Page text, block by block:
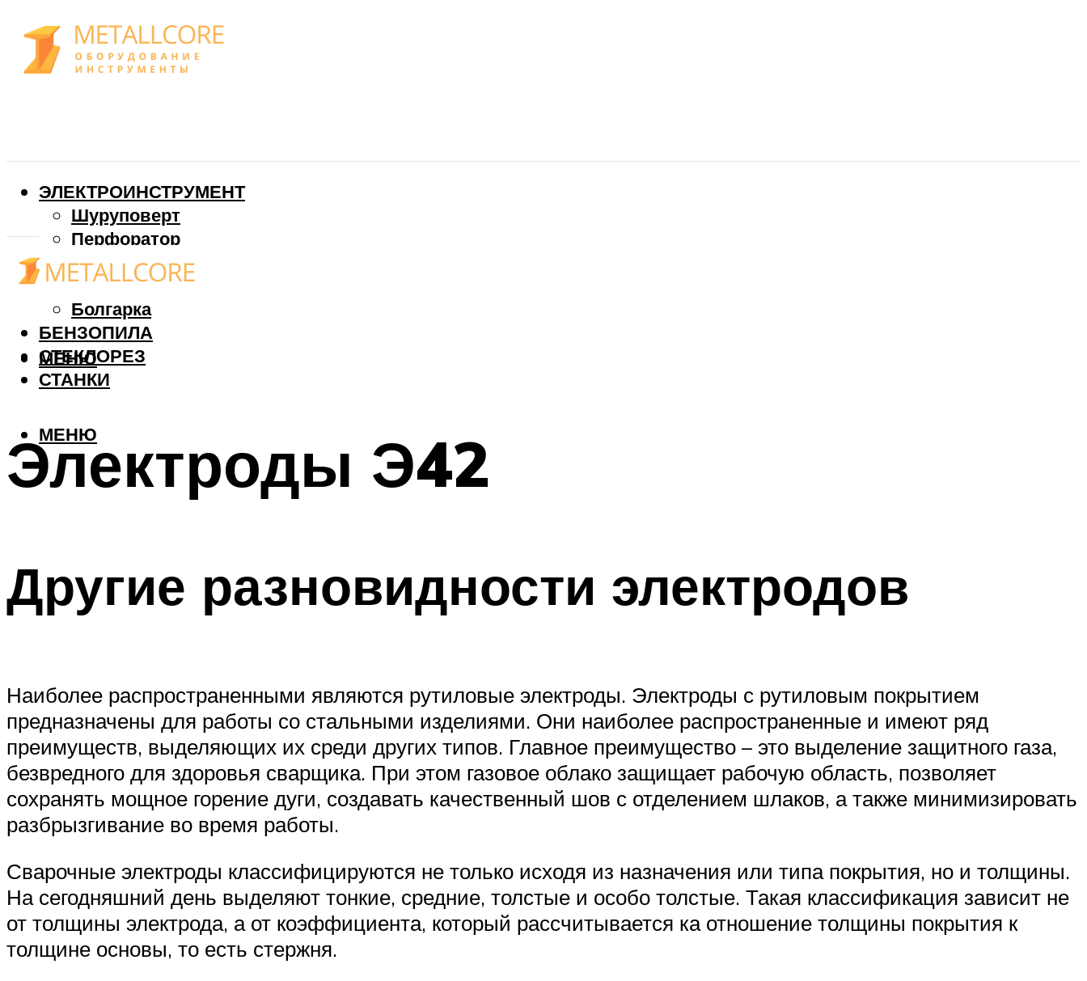
ЭЛЕКТРОИНСТРУМЕНТ
Шуруповерт
Перфоратор
Дрель
Фрезер
Болгарка
БЕНЗОПИЛА
СТЕКЛОРЕЗ
СТАНКИ
МЕНЮ
МЕНЮ
Электроды Э42
Другие разновидности электродов
Наиболее распространенными являются рутиловые электроды. Электроды с рутиловым покрытием
предназначены для работы со стальными изделиями. Они наиболее распространенные и имеют ряд
преимуществ, выделяющих их среди других типов. Главное преимущество – это выделение защитного газа,
безвредного для здоровья сварщика. При этом газовое облако защищает рабочую область, позволяет
сохранять мощное горение дуги, создавать качественный шов с отделением шлаков, а также минимизировать
разбрызгивание во время работы.
Сварочные электроды классифицируются не только исходя из назначения или типа покрытия, но и толщины.
На сегодняшний день выделяют тонкие, средние, толстые и особо толстые. Такая классификация зависит не
от толщины электрода, а от коэффициента, который рассчитывается ка отношение толщины покрытия к
толщине основы, то есть стержня.